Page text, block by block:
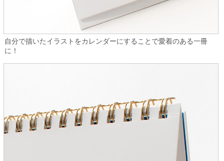
自分で描いたイラストをカレンダーにすることで愛着のある一冊
に！